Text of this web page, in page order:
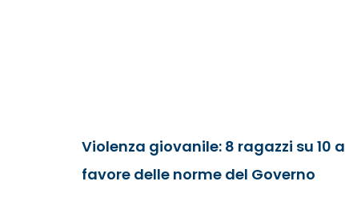
Violenza giovanile: 8 ragazzi su 10 a
favore delle norme del Governo